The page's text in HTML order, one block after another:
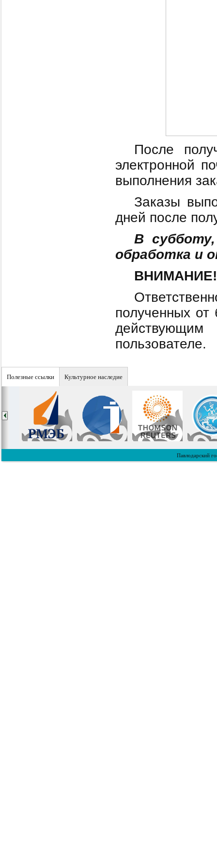
После
электронной
выполнения
Заказы
дней после
В
обработка и
ВНИМАНИЕ!
полученных от
пользователе.
Полезные ссылки Культурное наследие
Павлодарский